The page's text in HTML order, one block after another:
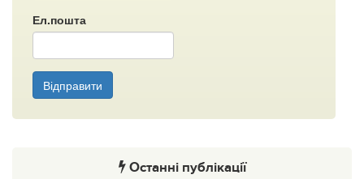
Ел.пошта
Відправити
Останні публікації